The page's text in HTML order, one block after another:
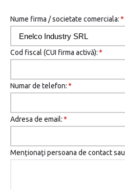
Nume firma / societate comerciala:*
Cod fiscal (CUI firma activă):*
Numar de telefon:*
Adresa de email:*
Menționaţi persoana de contact